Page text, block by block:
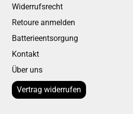
Widerrufsrecht
Retoure anmelden
Batterieentsorgung
Kontakt
Über uns
Vertrag widerrufen